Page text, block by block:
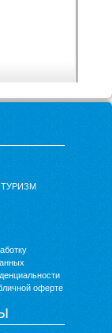
оферте